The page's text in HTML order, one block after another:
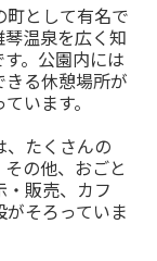
として有名で
温泉を広く知
。公園内には
る休憩場所が
います。
、たくさんの
の他、おごと
販売、カフ
そろっていま